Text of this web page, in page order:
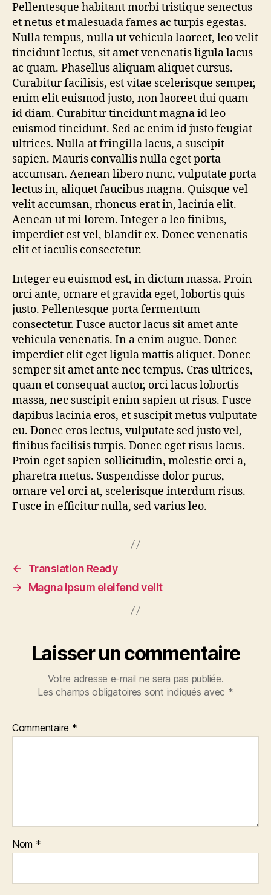
Pellentesque habitant morbi tristique senectus
et netus et malesuada fames ac turpis egestas.
Nulla tempus, nulla ut vehicula laoreet, leo velit
tincidunt lectus, sit amet venenatis ligula lacus
ac quam. Phasellus aliquam aliquet cursus.
Curabitur facilisis, est vitae scelerisque semper,
enim elit euismod justo, non laoreet dui quam
id diam. Curabitur tincidunt magna id leo
euismod tincidunt. Sed ac enim id justo feugiat
ultrices. Nulla at fringilla lacus, a suscipit
sapien. Mauris convallis nulla eget porta
accumsan. Aenean libero nunc, vulputate porta
lectus in, aliquet faucibus magna. Quisque vel
velit accumsan, rhoncus erat in, lacinia elit.
Aenean ut mi lorem. Integer a leo finibus,
imperdiet est vel, blandit ex. Donec venenatis
elit et iaculis consectetur.
Integer eu euismod est, in dictum massa. Proin
orci ante, ornare et gravida eget, lobortis quis
justo. Pellentesque porta fermentum
consectetur. Fusce auctor lacus sit amet ante
vehicula venenatis. In a enim augue. Donec
imperdiet elit eget ligula mattis aliquet. Donec
semper sit amet ante nec tempus. Cras ultrices,
quam et consequat auctor, orci lacus lobortis
massa, nec suscipit enim sapien ut risus. Fusce
dapibus lacinia eros, et suscipit metus vulputate
eu. Donec eros lectus, vulputate sed justo vel,
finibus facilisis turpis. Donec eget risus lacus.
Proin eget sapien sollicitudin, molestie orci a,
pharetra metus. Suspendisse dolor purus,
ornare vel orci at, scelerisque interdum risus.
Fusce in efficitur nulla, sed varius leo.
←
Translation Ready
→
Magna ipsum eleifend velit
Laisser un commentaire
Votre adresse e-mail ne sera pas publiée.
Les champs obligatoires sont indiqués avec *
Commentaire *
Nom *